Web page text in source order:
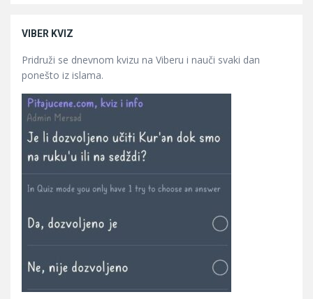
VIBER KVIZ
Pridruži se dnevnom kvizu na Viberu i nauči svaki dan
ponešto iz islama.